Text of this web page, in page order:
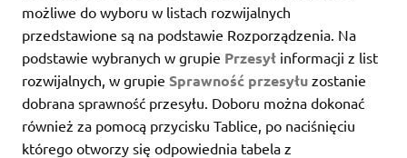
możliwe do wyboru w listach rozwijalnych
przedstawione są na podstawie Rozporządzenia. Na
podstawie wybranych w grupie Przesył informacji z list
rozwijalnych, w grupie Sprawność przesyłu zostanie
dobrana sprawność przesyłu. Doboru można dokonać
również za pomocą przycisku Tablice, po naciśnięciu
którego otworzy się odpowiednia tabela z